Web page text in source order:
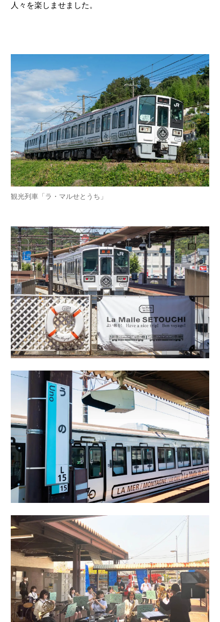
人々を楽しませました。
観光列車「ラ・マルせとうち」